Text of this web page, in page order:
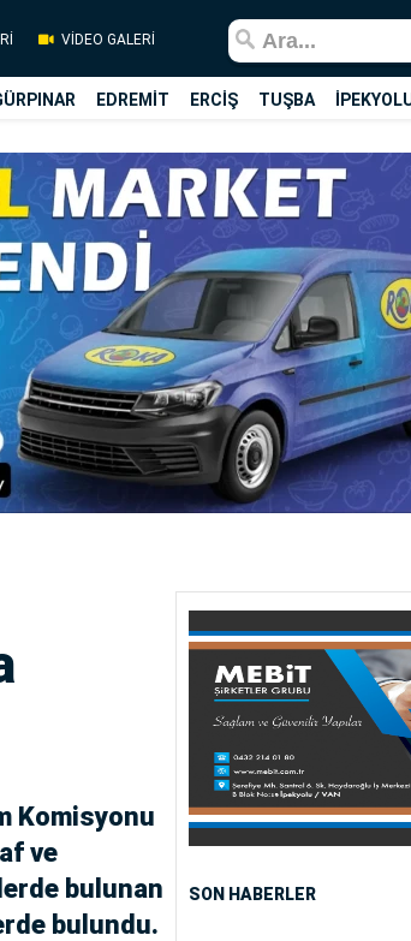
VİDEO GALERİ
EDREMİT ERCİŞ TUŞBA
Komisyonu
ve
bulunan
bulundu.
SON HABERLER